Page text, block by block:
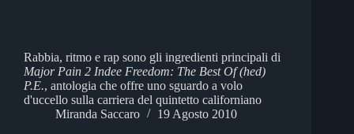
Rabbia, ritmo e rap sono gli ingredienti principali di
Major Pain 2 Indee Freedom: The Best Of (hed)
P.E., antologia che offre uno sguardo a volo
d'uccello sulla carriera del quintetto californiano
Miranda Saccaro
19 Agosto 2010